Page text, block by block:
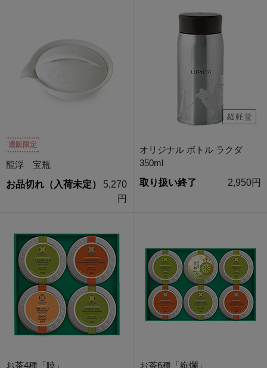
通販限定
龍浮 宝瓶
お品切れ（入荷未定）
5,270
円
オリジナル ボトル ラクダ
350ml
取り扱い終了
2,950円
お茶4種「暁」 お茶6種「絢爛」